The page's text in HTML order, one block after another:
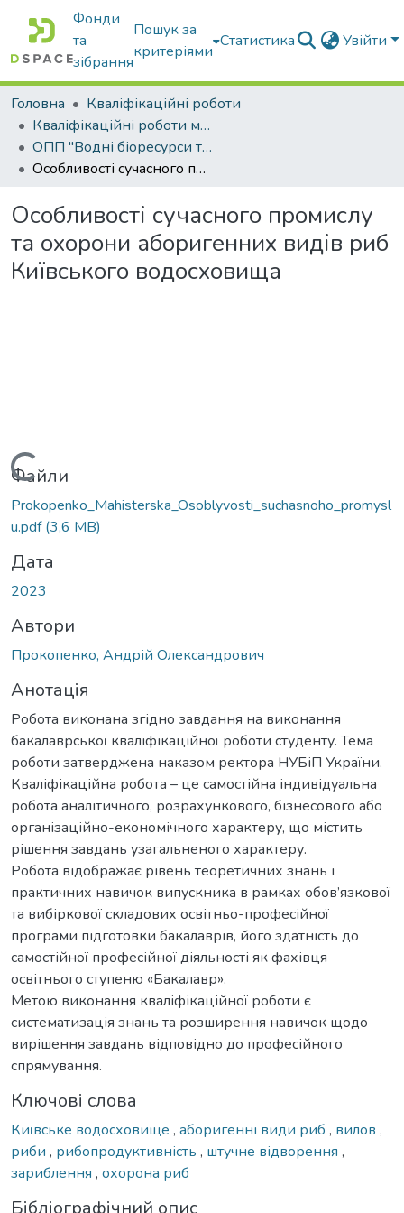
Фонди
та
зібрання
Пошук за
критеріями
Статистика Увійти
Головна
Кваліфікаційні роботи
Кваліфікаційні роботи магістрів
ОПП "Водні біоресурси та аквакультура"
Особливості сучасного промислу та охорони аборигенних видів риб Київського водосховища
Особливості сучасного промислу
та охорони аборигенних видів риб
Київського водосховища
Вантажиться...
Файли
Prokopenko_Mahisterska_Osoblyvosti_suchasnoho_promysl
u.pdf(3,6 MB)
Дата
2023
Автори
Прокопенко, Андрій Олександрович
Анотація
Робота виконана згідно завдання на виконання
бакалаврської кваліфікаційної роботи студенту. Тема
роботи затверджена наказом ректора НУБіП України.
Кваліфікаційна робота – це самостійна індивідуальна
робота аналітичного, розрахункового, бізнесового або
організаційно-економічного характеру, що містить
рішення завдань узагальненого характеру.
Робота відображає рівень теоретичних знань і
практичних навичок випускника в рамках обов’язкової
та вибіркової складових освітньо-професійної
програми підготовки бакалаврів, його здатність до
самостійної професійної діяльності як фахівця
освітнього ступеню «Бакалавр».
Метою виконання кваліфікаційної роботи є
систематизація знань та розширення навичок щодо
вирішення завдань відповідно до професійного
спрямування.
Ключові слова
Київське водосховище , аборигенні види риб , вилов ,
риби , рибопродуктивність , штучне відворення ,
зариблення , охорона риб
Бібліографічний опис